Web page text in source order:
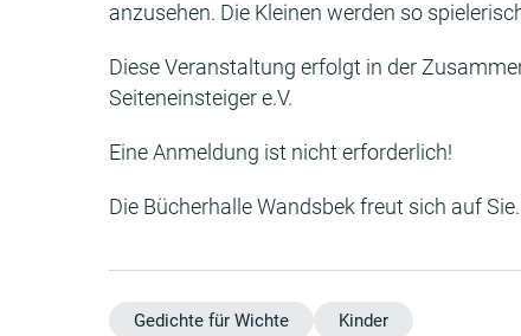
anzusehen. Die Kleinen werden so
Diese Veranstaltung erfolgt in der
Seiteneinsteiger e.V.
Eine Anmeldung ist nicht erforderlich!
Die Bücherhalle Wandsbek freut sich auf Sie.
Gedichte für Wichte Kinder